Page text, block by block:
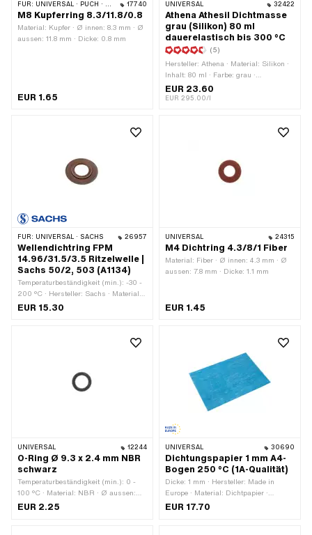
FÜR: UNIVERSAL · PUCH · SACHS · PONY / CILO (BETA 521 & 512) · PIAGGIO 17740
M8 Kupferring 8.3/11.8/0.8
Material: Kupfer · Ø innen: 8.3 mm · Ø
aussen: 11.8 mm · Dicke: 0.8 mm
EUR 1.65
UNIVERSAL 32422
Athena Athesil Dichtmasse
grau (Silikon) 80 ml
dauerelastisch bis 300 °C
(5)
Hersteller: Athena · Material: Silikon ·
Inhalt: 80 ml · Farbe: grau ·
Temperaturbeständigkeit (min.): -40 -
300 °C · Anwendungsbereich: Chemie
EUR 23.60
EUR 295.00/l
FÜR: UNIVERSAL · SACHS 26957
Wellendichtring FPM
14.96/31.5/3.5 Ritzelwelle |
Sachs 50/2, 503 (A1134)
Temperaturbeständigkeit (min.): -30 -
200 °C · Hersteller: Sachs · Material:
FPM / FKM (umgangssprachlich
· Verwendungsort: Ritzelwelle · Pony
EUR 15.30
UNIVERSAL 24315
M4 Dichtring 4.3/8/1 Fiber
Material: Fiber · Ø innen: 4.3 mm · Ø
aussen: 7.8 mm · Dicke: 1.1 mm
EUR 1.45
UNIVERSAL 12244
O-Ring Ø 9.3 x 2.4 mm NBR
schwarz
Temperaturbeständigkeit (min.): 0 -
100 °C · Material: NBR · Ø aussen:
14.1 mm · Ø innen: 9.3 mm ·
EUR 2.25
UNIVERSAL 30690
Dichtungspapier 1 mm A4-
Bogen 250 °C (1A-Qualität)
Dicke: 1 mm · Hersteller: Made in
Europe · Material: Dichtpapier ·
Verwendungsort: Universal
EUR 17.70